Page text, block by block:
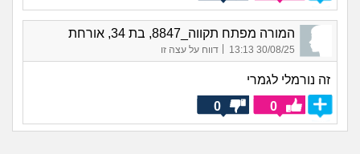
המורה מפתח תקווה_8847, בת 34, אורחת
30/08/25 13:13
| דווח על עצה זו
זה נורמלי לגמרי
0
0